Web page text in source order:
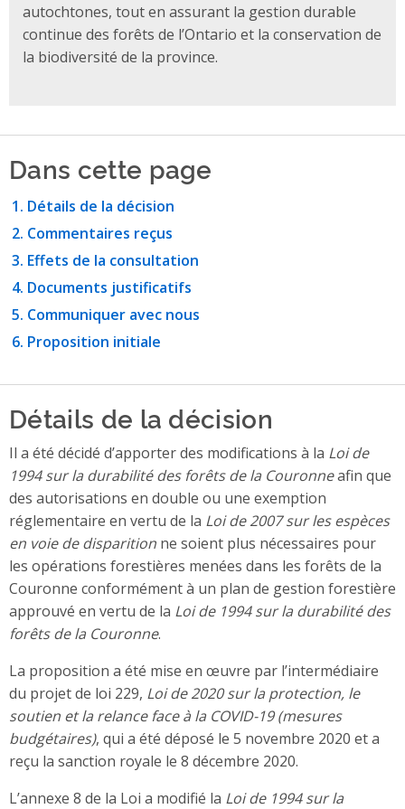
autochtones, tout en assurant la gestion durable
continue des forêts de l’Ontario et la conservation de
la biodiversité de la province.
Dans cette page
Détails de la décision
Commentaires reçus
Effets de la consultation
Documents justificatifs
Communiquer avec nous
Proposition initiale
Détails de la décision
Il a été décidé d’apporter des modifications à la Loi de
1994 sur la durabilité des forêts de la Couronneafin que
des autorisations en double ou une exemption
réglementaire en vertu de la Loi de 2007 sur les espèces
en voie de disparition ne soient plus nécessaires pour
les opérations forestières menées dans les forêts de la
Couronne conformément à un plan de gestion forestière
approuvé en vertu de la Loi de 1994 sur la durabilité des
forêts de la Couronne.
La proposition a été mise en œuvre par l’intermédiaire
du projet de loi 229, Loi de 2020 sur la protection, le
soutien et la relance face à la COVID-19 (mesures
budgétaires), qui a été déposé le 5 novembre 2020 et a
reçu la sanction royale le 8 décembre 2020.
L’annexe 8 de la Loi a modifié la Loi de 1994 sur la